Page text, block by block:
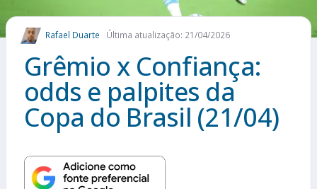
Rafael Duarte Última atualização: 21/04/2026
Grêmio x Confiança:
odds e palpites da
Copa do Brasil (21/04)